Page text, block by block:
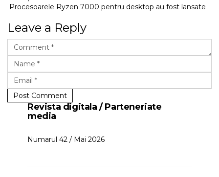
Procesoarele Ryzen 7000 pentru desktop au fost lansate
Leave a Reply
Post Comment
Revista digitala / Parteneriate
media
Numarul 42 / Mai 2026